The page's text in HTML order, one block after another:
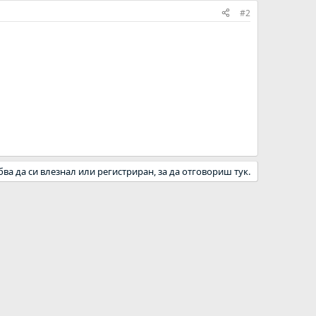
#2
да си влезнал или регистриран, за да отговориш тук.